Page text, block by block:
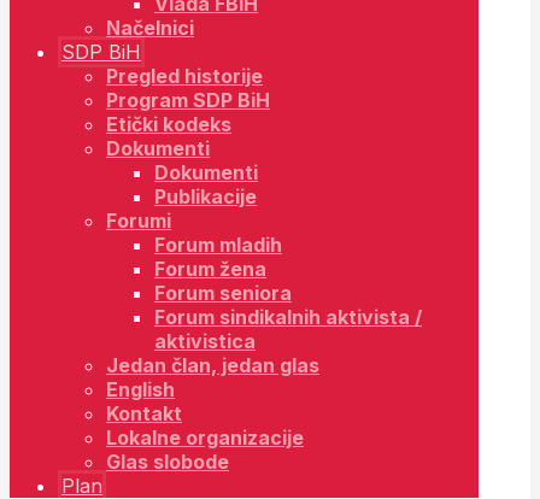
Načelnici
SDP BiH
Pregled historije
Program SDP BiH
Etički kodeks
Dokumenti
Dokumenti
Publikacije
Forumi
Forum mladih
Forum žena
Forum seniora
Forum sindikalnih aktivista /
aktivistica
Jedan član, jedan glas
English
Kontakt
Lokalne organizacije
Glas slobode
Plan